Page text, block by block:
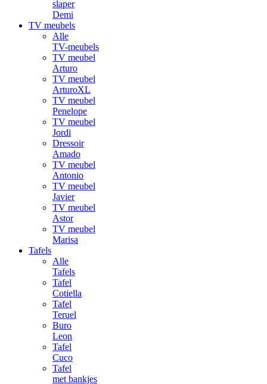
slaper
Demi
TV meubels
Alle
TV-meubels
TV meubel
Arturo
TV meubel
ArturoXL
TV meubel
Penelope
TV meubel
Jordi
Dressoir
Amado
TV meubel
Antonio
TV meubel
Javier
TV meubel
Astor
TV meubel
Marisa
Tafels
Alle
Tafels
Tafel
Cotiella
Tafel
Teruel
Buro
Leon
Tafel
Cuco
Tafel
met bankjes